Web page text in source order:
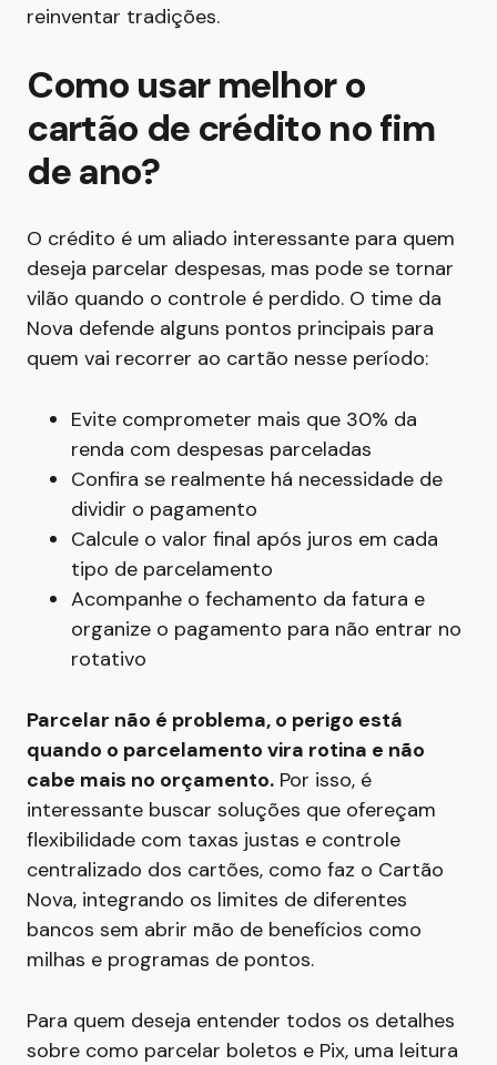
reinventar tradições.
Como usar melhor o
cartão de crédito no fim
de ano?
O crédito é um aliado interessante para quem
deseja parcelar despesas, mas pode se tornar
vilão quando o controle é perdido. O time da
Nova defende alguns pontos principais para
quem vai recorrer ao cartão nesse período:
Evite comprometer mais que 30% da
renda com despesas parceladas
Confira se realmente há necessidade de
dividir o pagamento
Calcule o valor final após juros em cada
tipo de parcelamento
Acompanhe o fechamento da fatura e
organize o pagamento para não entrar no
rotativo
Parcelar não é problema, o perigo está
quando o parcelamento vira rotina e não
cabe mais no orçamento. Por isso, é
interessante buscar soluções que ofereçam
flexibilidade com taxas justas e controle
centralizado dos cartões, como faz o Cartão
Nova, integrando os limites de diferentes
bancos sem abrir mão de benefícios como
milhas e programas de pontos.
Para quem deseja entender todos os detalhes
sobre como parcelar boletos e Pix, uma leitura